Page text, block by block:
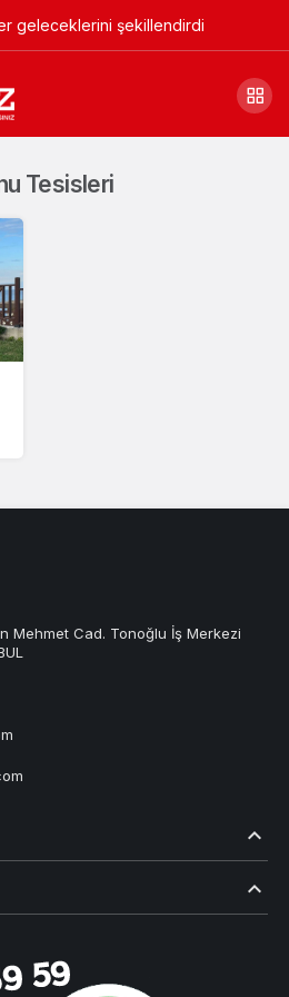
geleceklerini şekillendirdi
Tesisleri
Mehmet Cad. Tonoğlu İş Merkezi